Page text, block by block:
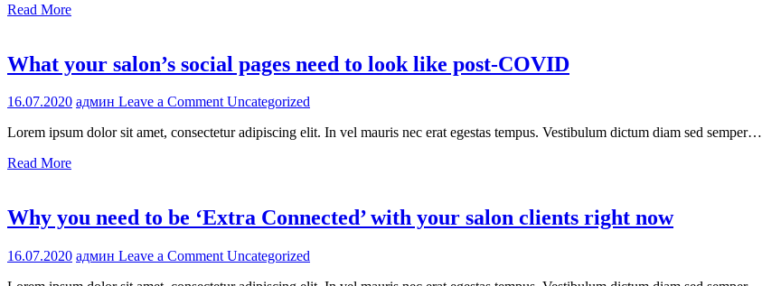
salon
is
back
open
Read More
What your salon’s social pages need to look like post-COVID
16.07.2020 админ Leave a Commenton
your
to
look
like
post-
COVID
Uncategorized
Lorem ipsum dolor sit amet, consectetur adipiscing elit. In vel mauris nec erat egestas tempus. Vestibulum dictum diam sed semper…
Read More
Why you need to be ‘Extra Connected’ with your salon clients right now
16.07.2020 админ Leave a Comment on
Uncategorized